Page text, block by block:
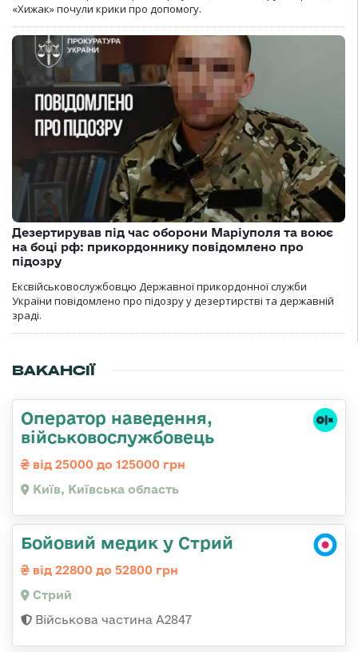
«Хижак» почули крики про допомогу.
Дезертирував під час оборони Маріуполя та воює
на боці рф: прикордоннику повідомлено про
підозру
Ексвійськовослужбовцю Державної прикордонної служби
України повідомлено про підозру у дезертирстві та державній
зраді.
ВАКАНСІЇ
Оператор наведення,
військовослужбовець
від 25000 до 125000 грн
Київ, Київська область
Бойовий медик у Стрий
від 22800 до 52800 грн
Стрий
Військова частина А2847